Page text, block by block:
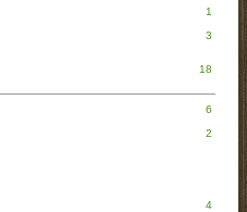
1
3
18
6
2
4